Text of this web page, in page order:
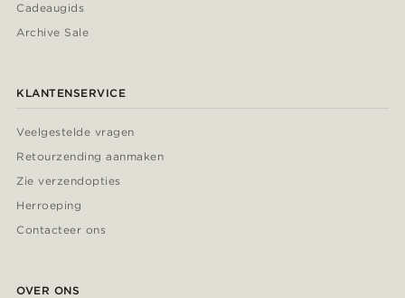
Cadeaugids
Archive Sale
KLANTENSERVICE
Veelgestelde vragen
Retourzending aanmaken
Zie verzendopties
Herroeping
Contacteer ons
OVER ONS